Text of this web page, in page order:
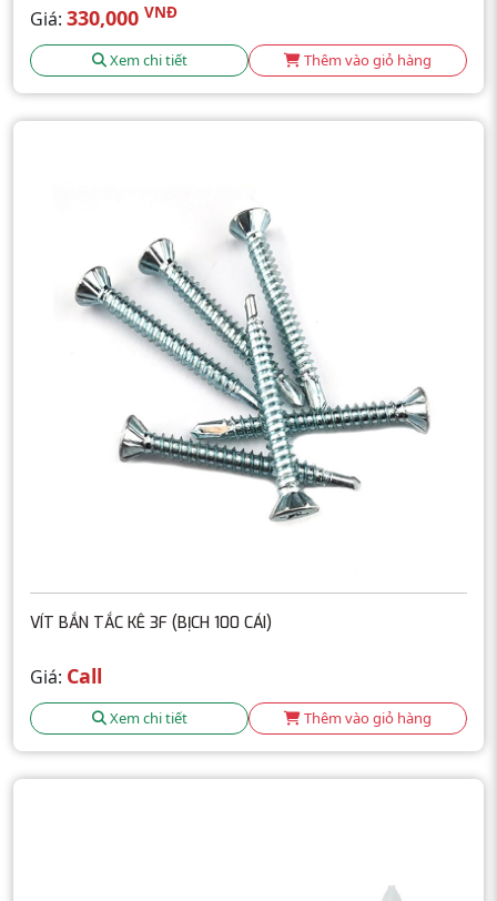
Giá: 330,000 VNĐ
Xem chi tiết Thêm vào giỏ hàng
VÍT BẮN TẮC KÊ 3F (BỊCH 100 CÁI)
Giá: Call
Xem chi tiết Thêm vào giỏ hàng